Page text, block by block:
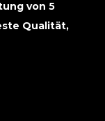
von 5
Qualität,